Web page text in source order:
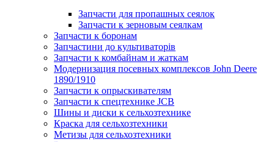
Запчасти для пропашных сеялок
Запчасти к зерновым сеялкам
Запчасти к боронам
Запчастини до культиваторів
Запчасти к комбайнам и жаткам
Модернизация посевных комплексов John Deere
1890/1910
Запчасти к опрыскивателям
Запчасти к спецтехнике JCB
Шины и диски к сельхозтехнике
Краска для сельхозтехники
Метизы для сельхозтехники